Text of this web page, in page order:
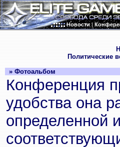
Новости|
Политические
» Фотоальбом
Конференция
удобства она
определенной